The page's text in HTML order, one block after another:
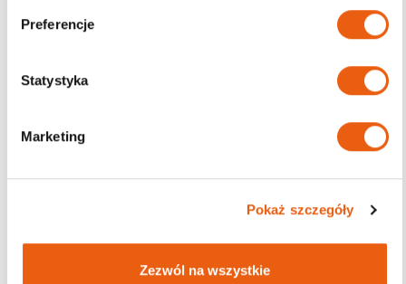
Preferencje
Statystyka
Marketing
Pokaż szczegóły
Zezwól na wszystkie